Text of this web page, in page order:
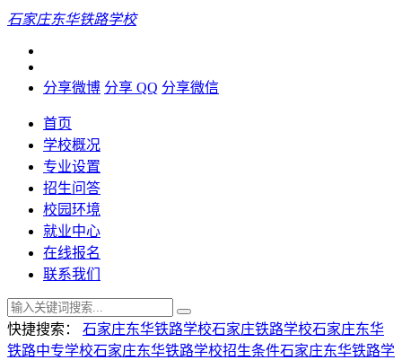
石家庄东华铁路学校
分享微博 分享 QQ 分享微信
首页
学校概况
专业设置
招生问答
校园环境
就业中心
在线报名
联系我们
快捷搜索： 石家庄东华铁路学校石家庄铁路学校石家庄东华
铁路中专学校石家庄东华铁路学校招生条件石家庄东华铁路学